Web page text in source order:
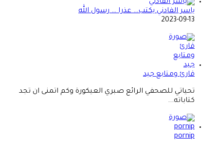
ياسر الفادني يكتب… عذرا … رسول الله
2023-09-13
قارئ ومتابع جيد
تحياتي للصحفي الرائع صبري العيكورة وكم اتمنى ان تجد
كتاباته...
pornip